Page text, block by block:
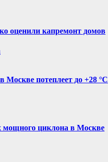
оценили капремонт домов
потеплеет до +28 °C
мощного циклона в Москве